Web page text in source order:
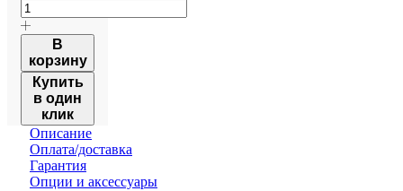
В
корзину
Купить
в один
клик
Описание
Оплата/доставка
Гарантия
Опции и аксессуары